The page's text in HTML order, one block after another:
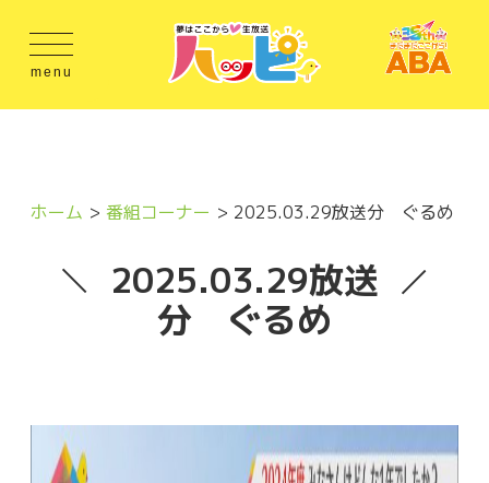
menu
ホーム 番組コーナー 2025.03.29放送分 ぐるめ
2025.03.29放送
分 ぐるめ